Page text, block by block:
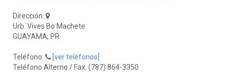
Dirección:
Urb. Vives Bo Machete
GUAYAMA, PR
Teléfono:
[ver teléfonos]
Teléfono Alterno / Fax: (787) 864-3350